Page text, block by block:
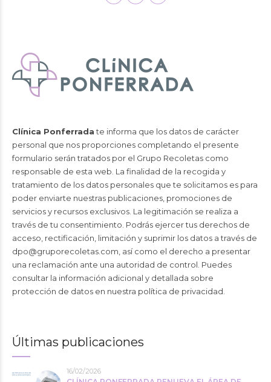
Clínica Ponferradate informa que los datos de carácter
personal que nos proporciones completando el presente
formulario serán tratados por el Grupo Recoletas como
responsable de esta web. La finalidad de la recogida y
tratamiento de los datos personales que te solicitamos es para
poder enviarte nuestras publicaciones, promociones de
servicios y recursos exclusivos. La legitimación se realiza a
través de tu consentimiento. Podrás ejercer tus derechos de
acceso, rectificación, limitación y suprimir los datos a través de
dpo@gruporecoletas.com, así como el derecho a presentar
una reclamación ante una autoridad de control. Puedes
consultar la información adicional y detallada sobre
protección de datos en nuestra política de privacidad.
Últimas publicaciones
16/02/2026